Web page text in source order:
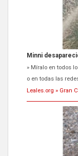
Minni
» Míralo en todos
o en todas las
Leales.org » Gran